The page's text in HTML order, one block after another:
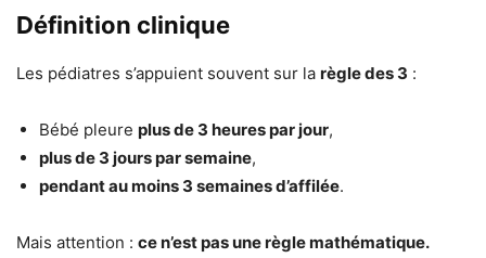
Définition clinique
Les pédiatres s’appuient souvent sur la règle des 3 :
Bébé pleure plus de 3 heures par jour,
plus de 3 jours par semaine,
pendant au moins 3 semaines d’affilée.
Mais attention : ce n’est pas une règle mathématique.